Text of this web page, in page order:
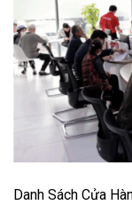
Danh Sách Cửa